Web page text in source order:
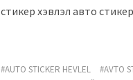
стикер хэвлэл авто
AUTO STICKER HEVLEL AVTO